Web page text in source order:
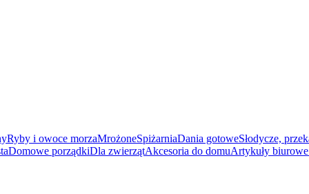
Ryby i owoce morzaMrożoneSpiżarniaDania gotoweSłodycze,
Domowe porządkiDla zwierzątAkcesoria do domuArtykuły